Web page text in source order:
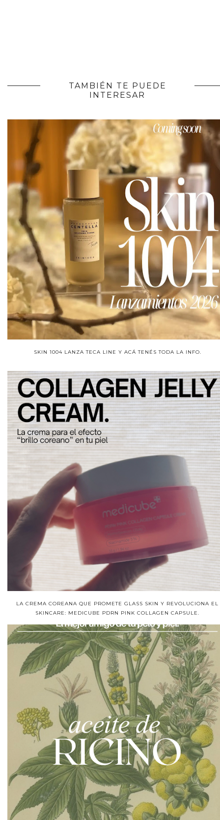
TAMBIÉN TE PUEDE
INTERESAR
SKIN 1004 LANZA TECA LINE Y ACÁ TENÉS TODA LA INFO.
LA CREMA COREANA QUE PROMETE GLASS SKIN Y REVOLUCIONA EL
SKINCARE: MEDICUBE PDRN PINK COLLAGEN CAPSULE.